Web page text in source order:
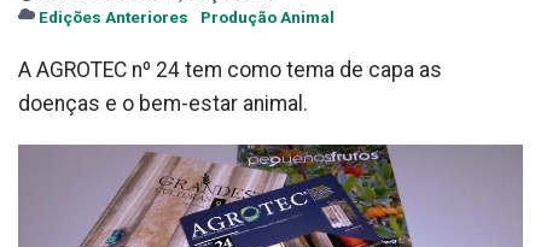
Edições Anteriores
Produção Animal
A AGROTEC nº 24 tem como tema de capa as
doenças e o bem-estar animal.